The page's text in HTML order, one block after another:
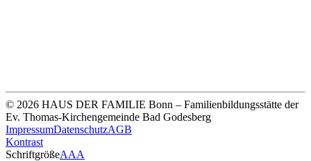
© 2026 HAUS DER FAMILIE Bonn – Familienbildungsstätte der
Ev. Thomas-Kirchengemeinde Bad Godesberg
ImpressumDatenschutzAGB
Kontrast
SchriftgrößeAAA